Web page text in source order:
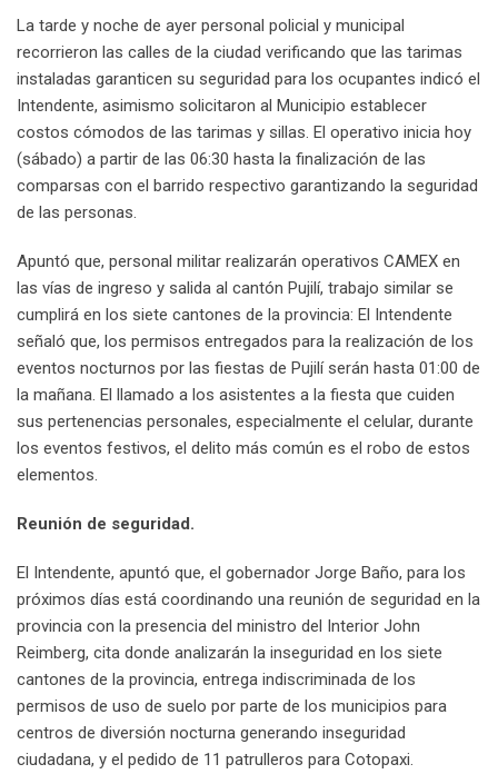
La tarde y noche de ayer personal policial y municipal
recorrieron las calles de la ciudad verificando que las tarimas
instaladas garanticen su seguridad para los ocupantes indicó el
Intendente, asimismo solicitaron al Municipio establecer
costos cómodos de las tarimas y sillas. El operativo inicia hoy
(sábado) a partir de las 06:30 hasta la finalización de las
comparsas con el barrido respectivo garantizando la seguridad
de las personas.
Apuntó que, personal militar realizarán operativos CAMEX en
las vías de ingreso y salida al cantón Pujilí, trabajo similar se
cumplirá en los siete cantones de la provincia: El Intendente
señaló que, los permisos entregados para la realización de los
eventos nocturnos por las fiestas de Pujilí serán hasta 01:00 de
la mañana. El llamado a los asistentes a la fiesta que cuiden
sus pertenencias personales, especialmente el celular, durante
los eventos festivos, el delito más común es el robo de estos
elementos.
Reunión de seguridad.
El Intendente, apuntó que, el gobernador Jorge Baño, para los
próximos días está coordinando una reunión de seguridad en la
provincia con la presencia del ministro del Interior John
Reimberg, cita donde analizarán la inseguridad en los siete
cantones de la provincia, entrega indiscriminada de los
permisos de uso de suelo por parte de los municipios para
centros de diversión nocturna generando inseguridad
ciudadana, y el pedido de 11 patrulleros para Cotopaxi.